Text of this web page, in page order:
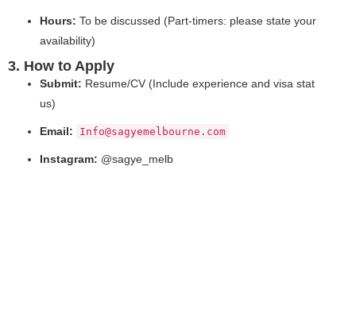
Hours: To be discussed (Part-timers: please state your
availability)
3. How to Apply
Submit: Resume/CV (Include experience and visa stat
us)
Email: Info@sagyemelbourne.com
Instagram: @sagye_melb